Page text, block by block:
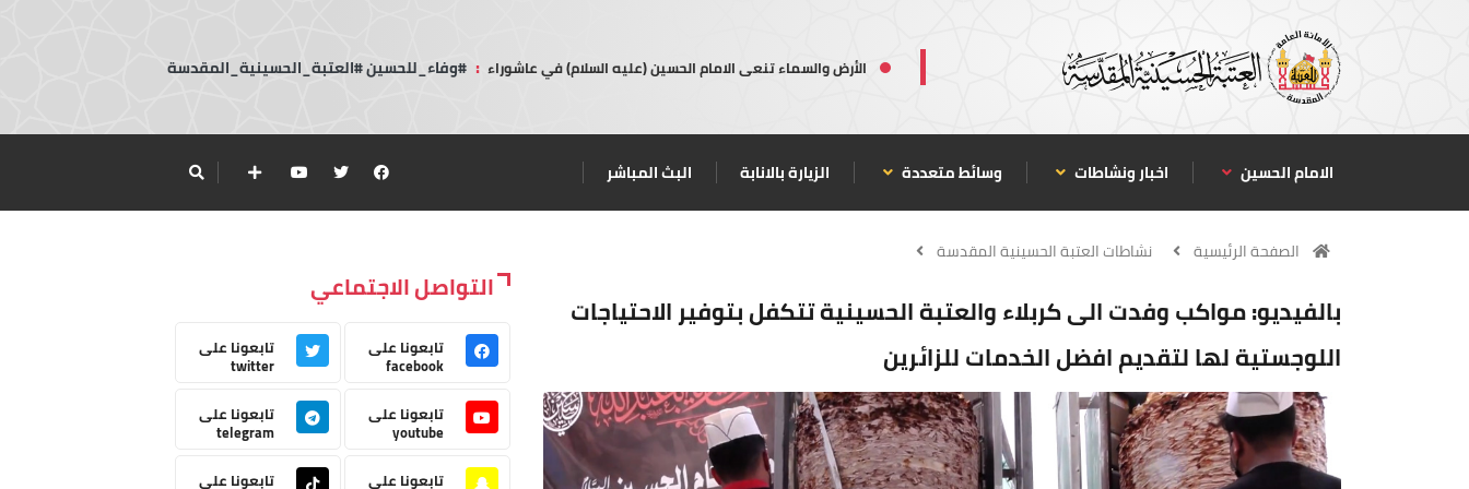
الأرض والسماء تنعى الامام الحسين (عليه السلام) في عاشوراء : #وفاء_للحسين #العتبة_الحسينية_المقدسة
الامام الحسين اخبار ونشاطات وسائط متعددة الزيارة بالانابة البث المباشر
الصفحة الرئيسية نشاطات العتبة الحسينية المقدسة
بالفيديو: مواكب وفدت الى كربلاء والعتبة الحسينية تتكفل بتوفير الاحتياجات
اللوجستية لها لتقديم افضل الخدمات للزائرين
التواصل الاجتماعي
تابعونا على
facebook
تابعونا على
twitter
تابعونا على
youtube
تابعونا على
telegram
تابعونا على
تابعونا على